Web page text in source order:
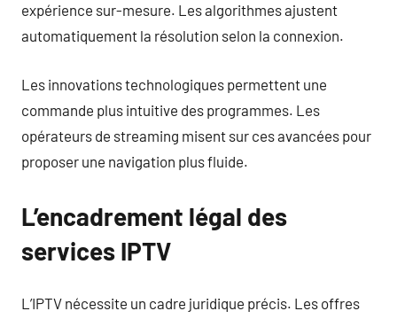
expérience sur-mesure. Les algorithmes ajustent
automatiquement la résolution selon la connexion.
Les innovations technologiques permettent une
commande plus intuitive des programmes. Les
opérateurs de streaming misent sur ces avancées pour
proposer une navigation plus fluide.
L’encadrement légal des
services IPTV
L’IPTV nécessite un cadre juridique précis. Les offres